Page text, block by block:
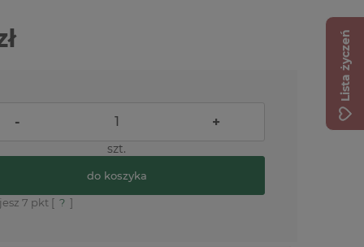
- +
szt.
do koszyka
7 pkt [ ? ]
Lista życzeń